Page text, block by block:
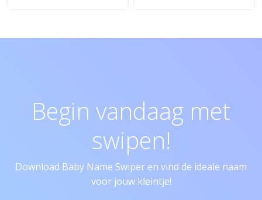
Begin vandaag met
swipen!
Download Baby Name Swiper en vind de ideale naam
voor jouw kleintje!